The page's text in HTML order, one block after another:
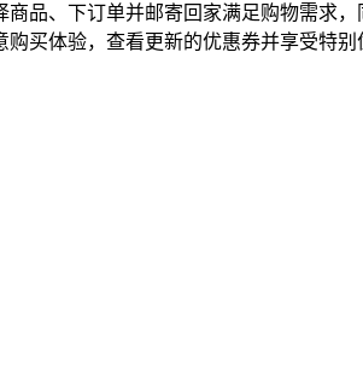
商品、下订单并邮寄回家满足购物需求
买体验，查看更新的优惠券并享受特别